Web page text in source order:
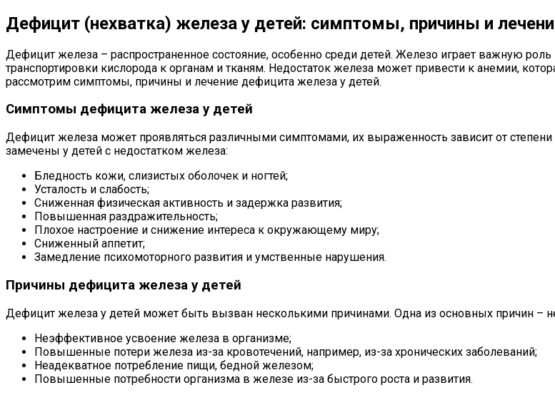
Дефицит (нехватка) железа у детей: симптомы, причины и
Дефицит железа – распространенное состояние, особенно среди детей. Железо играет важную
транспортировки кислорода к органам и тканям. Недостаток железа может привести к анемии,
рассмотрим симптомы, причины и лечение дефицита железа у детей.
Симптомы дефицита железа у детей
Дефицит железа может проявляться различными симптомами, их выраженность зависит от
замечены у детей с недостатком железа:
Бледность кожи, слизистых оболочек и ногтей;
Усталость и слабость;
Сниженная физическая активность и задержка развития;
Повышенная раздражительность;
Плохое настроение и снижение интереса к окружающему миру;
Сниженный аппетит;
Замедление психомоторного развития и умственные нарушения.
Причины дефицита железа у детей
Дефицит железа у детей может быть вызван несколькими причинами. Одна из основных причин –
Неэффективное усвоение железа в организме;
Повышенные потери железа из-за кровотечений, например, из-за хронических заболеваний;
Неадекватное потребление пищи, бедной железом;
Повышенные потребности организма в железе из-за быстрого роста и развития.